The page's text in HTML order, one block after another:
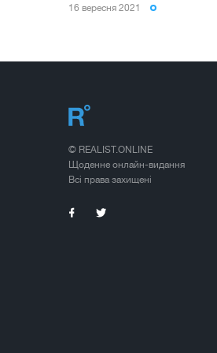
16 вересня 2021
© REALIST.ONLINE
Щоденне онлайн-видання
Всі права захищені